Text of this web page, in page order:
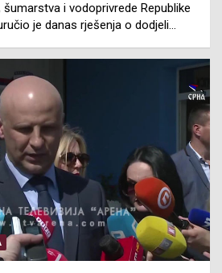
i vodoprivrede Republike
je danas rješenja o dodjeli…